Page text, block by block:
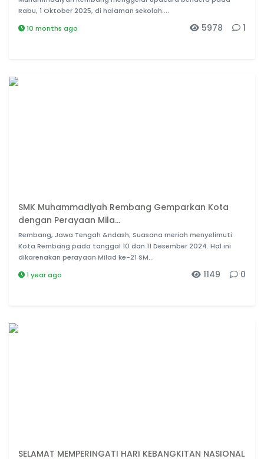
Rabu, 1 Oktober 2025, di halaman sekolah....
10 months ago
1
5978
SMK Muhammadiyah Rembang Gemparkan Kota
dengan Perayaan Mila...
Rembang, Jawa Tengah &ndash; Suasana meriah menyelimuti
Kota Rembang pada tanggal 10 dan 11 Desember 2024. Hal ini
dikarenakan perayaan Milad ke-21 SM...
1 year ago
0
1149
SELAMAT MEMPERINGATI HARI KEBANGKITAN NASIONAL